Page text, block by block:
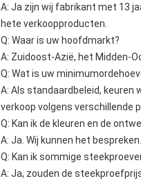
A: Ja zijn wij fabrikant met 13
hete verkoopproducten.
Q: Waar is uw hoofdmarkt?
A: Zuidoost-Azië, het Midden-
Q: Wat is uw
A: Als standaardbeleid, keuren
verkoop volgens verschillende
Q: Kan ik de kleuren en de
A: Ja. Wij kunnen het bespreken.
Q: Kan ik sommige
A: Ja, zouden de